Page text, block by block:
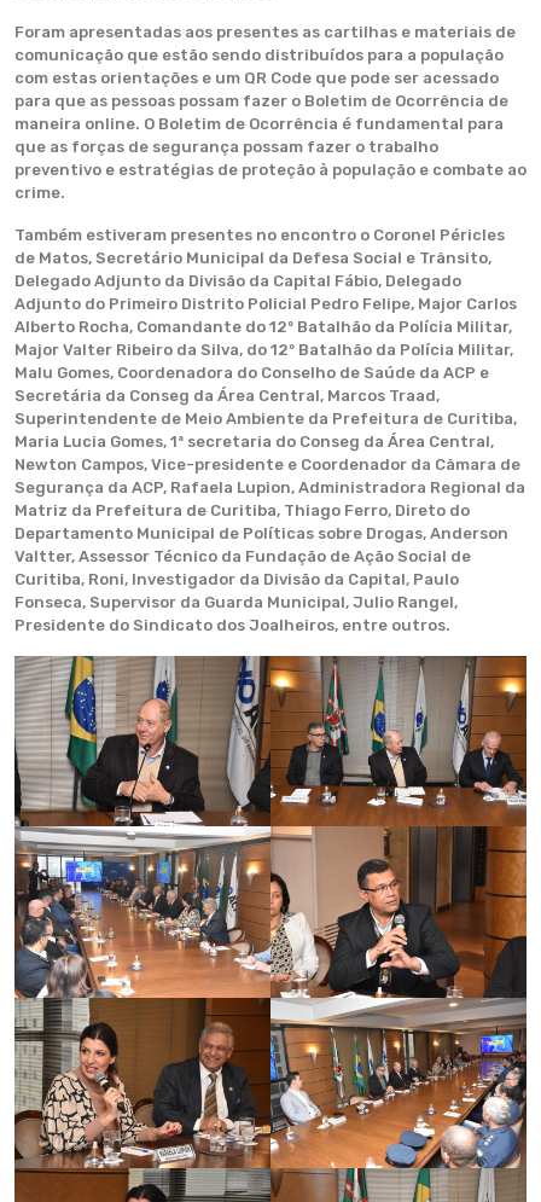
Foram apresentadas aos presentes as cartilhas e materiais de
comunicação que estão sendo distribuídos para a população
com estas orientações e um QR Code que pode ser acessado
para que as pessoas possam fazer o Boletim de Ocorrência de
maneira online. O Boletim de Ocorrência é fundamental para
que as forças de segurança possam fazer o trabalho
preventivo e estratégias de proteção à população e combate ao
crime.
Também estiveram presentes no encontro o Coronel Péricles
de Matos, Secretário Municipal da Defesa Social e Trânsito,
Delegado Adjunto da Divisão da Capital Fábio, Delegado
Adjunto do Primeiro Distrito Policial Pedro Felipe, Major Carlos
Alberto Rocha, Comandante do 12º Batalhão da Polícia Militar,
Major Valter Ribeiro da Silva, do 12º Batalhão da Polícia Militar,
Malu Gomes, Coordenadora do Conselho de Saúde da ACP e
Secretária da Conseg da Área Central, Marcos Traad,
Superintendente de Meio Ambiente da Prefeitura de Curitiba,
Maria Lucia Gomes, 1ª secretaria do Conseg da Área Central,
Newton Campos, Vice-presidente e Coordenador da Câmara de
Segurança da ACP, Rafaela Lupion, Administradora Regional da
Matriz da Prefeitura de Curitiba, Thiago Ferro, Direto do
Departamento Municipal de Políticas sobre Drogas, Anderson
Valtter, Assessor Técnico da Fundação de Ação Social de
Curitiba, Roni, Investigador da Divisão da Capital, Paulo
Fonseca, Supervisor da Guarda Municipal, Julio Rangel,
Presidente do Sindicato dos Joalheiros, entre outros.